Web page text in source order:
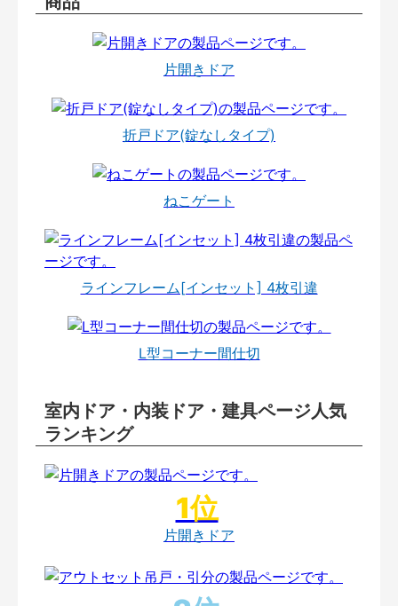
片開きドア
折戸ドア(錠なしタイプ)
ねこゲート
ラインフレーム[インセット] 4枚引違
L型コーナー間仕切
室内ドア・内装ドア・建具ページ人気
ランキング
片開きドア